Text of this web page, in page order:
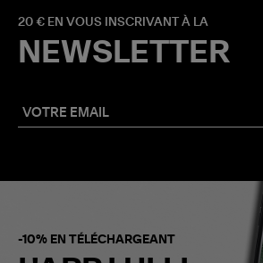
20 € EN VOUS INSCRIVANT À LA
NEWSLETTER
-10% EN TÉLÉCHARGEANT